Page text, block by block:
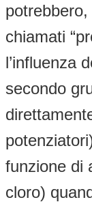
chiamati
l’influenza
secondo
funzione di
cloro)